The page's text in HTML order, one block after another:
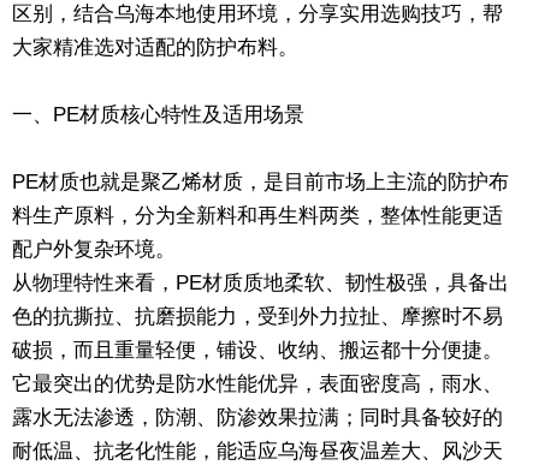
区别，结合乌海本地使用环境，分享实用选购技巧，帮
大家精准选对适配的防护布料。
一、PE材质核心特性及适用场景
PE材质也就是聚乙烯材质，是目前市场上主流的防护布
料生产原料，分为全新料和再生料两类，整体性能更适
配户外复杂环境。
从物理特性来看，PE材质质地柔软、韧性极强，具备出
色的抗撕拉、抗磨损能力，受到外力拉扯、摩擦时不易
破损，而且重量轻便，铺设、收纳、搬运都十分便捷。
它最突出的优势是防水性能优异，表面密度高，雨水、
露水无法渗透，防潮、防渗效果拉满；同时具备较好的
耐低温、抗老化性能，能适应乌海昼夜温差大、风沙天